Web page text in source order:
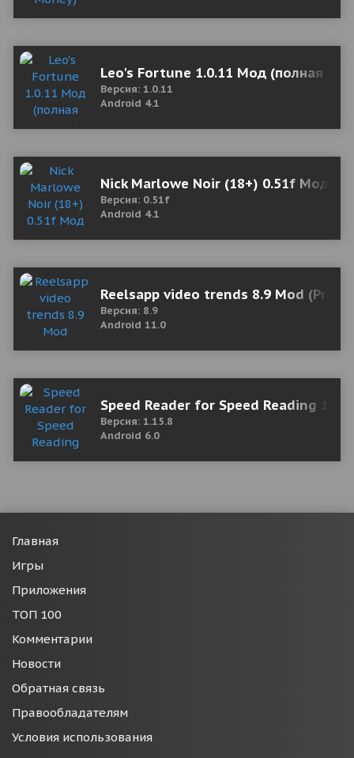
Leo's Fortune 1.0.11 Мод (полная
Версия: 1.0.11
Android 4.1
Nick Marlowe Noir (18+) 0.51f Мод
Версия: 0.51f
Android 4.1
Reelsapp video trends 8.9 Mod
Версия: 8.9
Android 11.0
Speed Reader for Speed Reading
Версия: 1.15.8
Android 6.0
Главная
Игры
Приложения
ТОП 100
Комментарии
Новости
Обратная связь
Правообладателям
Условия использования